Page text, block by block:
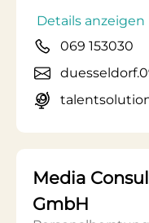
Details anzeigen
069 153030
Media
GmbH